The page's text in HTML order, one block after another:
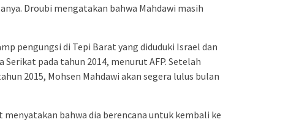
Droubi mengatakan bahwa Mahdawi masih
pengungsi di Tepi Barat yang diduduki Israel dan
pada tahun 2014, menurut AFP. Setelah
2015, Mohsen Mahdawi akan segera lulus bulan
bahwa dia berencana untuk kembali ke